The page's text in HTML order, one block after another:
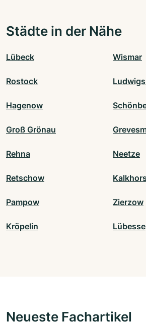
Städte in der Nähe
Lübeck Wismar
Rostock
Hagenow
Groß Grönau
Rehna Neetze
Retschow
Pampow Zierzow
Kröpelin Lübesse
Neueste Fachartikel